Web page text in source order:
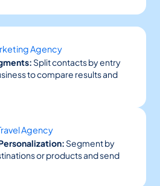
Agency
Split contacts by entry
to compare results and
Agency
Segment by
or products and send